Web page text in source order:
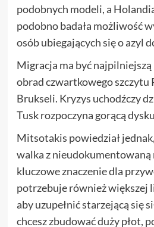
podobnych modeli, a
podobno badała możliwość
osób ubiegających się o azyl
Migracja ma być
obrad czwartkowego szczytu
Brukseli. Kryzys uchodźczy
Tusk rozpoczyna gorącą
Mitsotakis powiedział
walka z nieudokumentowaną
kluczowe znaczenie dla
potrzebuje również większej
aby uzupełnić starzejącą się
chcesz zbudować duży płot,